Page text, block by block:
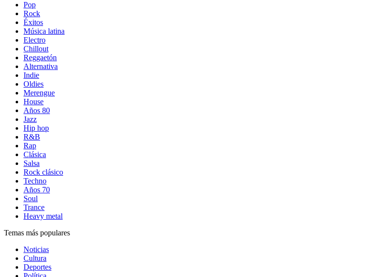
Pop
Rock
Éxitos
Música latina
Electro
Chillout
Reggaetón
Alternativa
Indie
Oldies
Merengue
House
Años 80
Jazz
Hip hop
R&B
Rap
Clásica
Salsa
Rock clásico
Techno
Años 70
Soul
Trance
Heavy metal
Temas más populares
Noticias
Cultura
Deportes